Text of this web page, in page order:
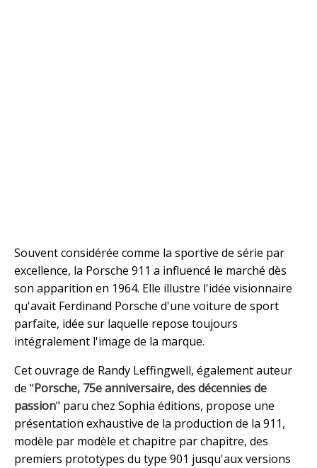
Souvent considérée comme la sportive de série par
excellence, la Porsche 911 a influencé le marché dès
son apparition en 1964. Elle illustre l'idée visionnaire
qu'avait Ferdinand Porsche d'une voiture de sport
parfaite, idée sur laquelle repose toujours
intégralement l'image de la marque.
Cet ouvrage de Randy Leffingwell, également auteur
de "Porsche, 75e anniversaire, des décennies de
passion" paru chez Sophia éditions, propose une
présentation exhaustive de la production de la 911,
modèle par modèle et chapitre par chapitre, des
premiers prototypes du type 901 jusqu'aux versions